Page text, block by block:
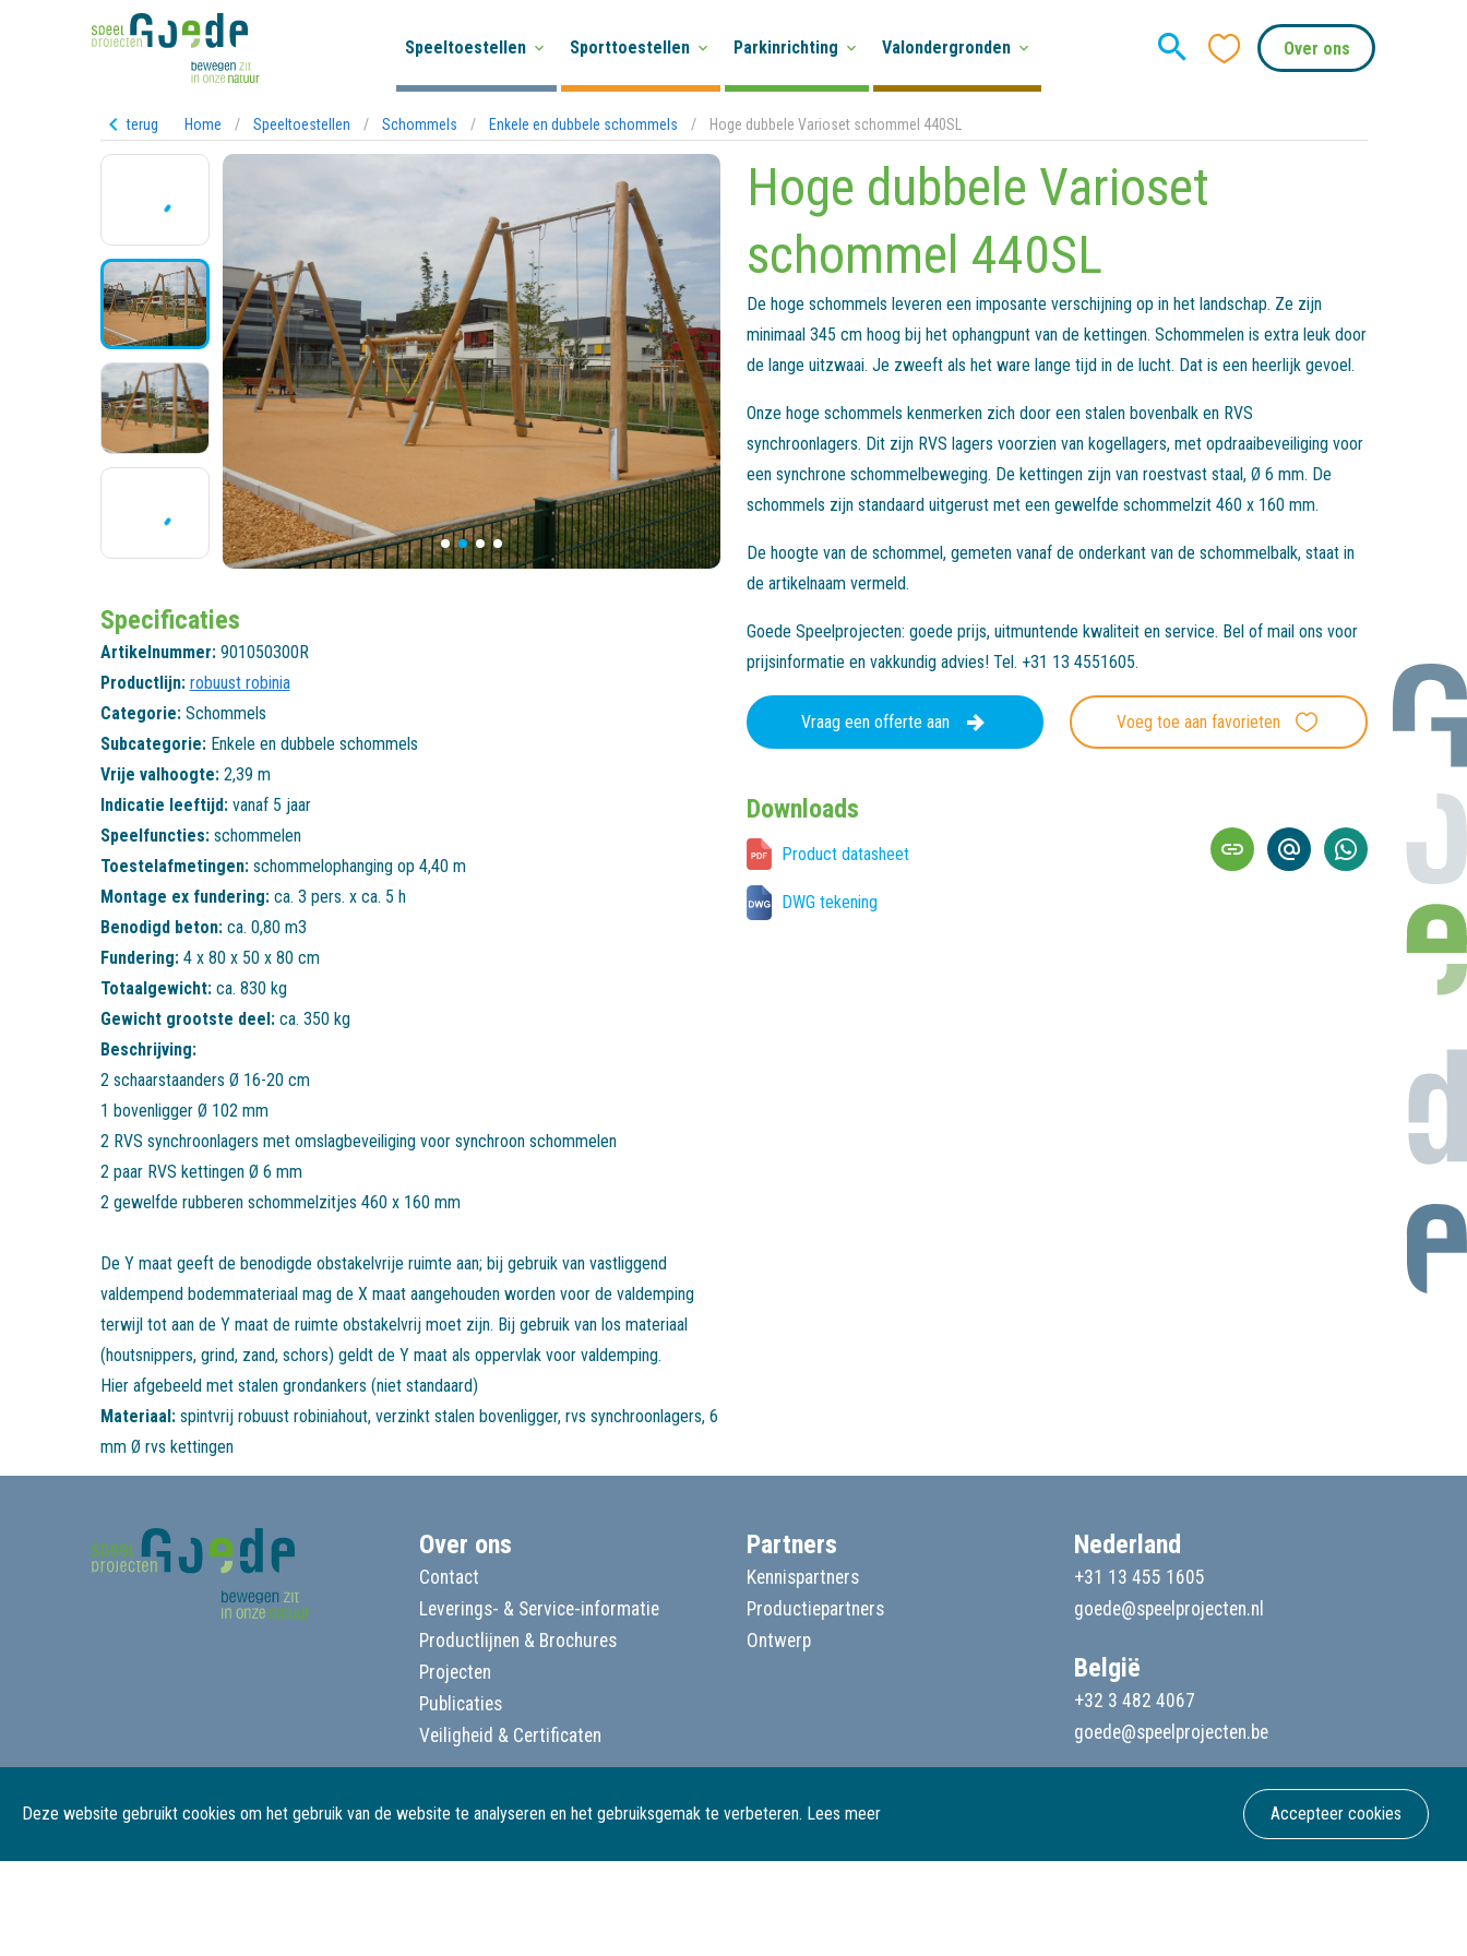
Speeltoestellen Sporttoestellen Parkinrichting Valondergronden Over ons
terug Home / Speeltoestellen / Schommels / Enkele en dubbele schommels / Hoge dubbele Varioset schommel 440SL
Specificaties
Artikelnummer: 901050300R
Productlijn: robuust robinia
Categorie: Schommels
Subcategorie: Enkele en dubbele schommels
Vrije valhoogte: 2,39 m
Indicatie leeftijd: vanaf 5 jaar
Speelfuncties: schommelen
Toestelafmetingen: schommelophanging op 4,40 m
Montage ex fundering: ca. 3 pers. x ca. 5 h
Benodigd beton: ca. 0,80 m3
Fundering: 4 x 80 x 50 x 80 cm
Totaalgewicht: ca. 830 kg
Gewicht grootste deel: ca. 350 kg
Beschrijving:
2 schaarstaanders Ø 16-20 cm
1 bovenligger Ø 102 mm
2 RVS synchroonlagers met omslagbeveiliging voor synchroon schommelen
2 paar RVS kettingen Ø 6 mm
2 gewelfde rubberen schommelzitjes 460 x 160 mm
De Y maat geeft de benodigde obstakelvrije ruimte aan; bij gebruik van vastliggend
valdempend bodemmateriaal mag de X maat aangehouden worden voor de valdemping
terwijl tot aan de Y maat de ruimte obstakelvrij moet zijn. Bij gebruik van los materiaal
(houtsnippers, grind, zand, schors) geldt de Y maat als oppervlak voor valdemping.
Hier afgebeeld met stalen grondankers (niet standaard)
Materiaal: spintvrij robuust robiniahout, verzinkt stalen bovenligger, rvs synchroonlagers, 6
mm Ø rvs kettingen
Hoge dubbele Varioset
schommel 440SL
De hoge schommels leveren een imposante verschijning op in het landschap. Ze zijn
minimaal 345 cm hoog bij het ophangpunt van de kettingen. Schommelen is extra leuk door
de lange uitzwaai. Je zweeft als het ware lange tijd in de lucht. Dat is een heerlijk gevoel.
Onze hoge schommels kenmerken zich door een stalen bovenbalk en RVS
synchroonlagers. Dit zijn RVS lagers voorzien van kogellagers, met opdraaibeveiliging voor
een synchrone schommelbeweging. De kettingen zijn van roestvast staal, Ø 6 mm. De
schommels zijn standaard uitgerust met een gewelfde schommelzit 460 x 160 mm.
De hoogte van de schommel, gemeten vanaf de onderkant van de schommelbalk, staat in
de artikelnaam vermeld.
Goede Speelprojecten: goede prijs, uitmuntende kwaliteit en service. Bel of mail ons voor
prijsinformatie en vakkundig advies! Tel. +31 13 4551605.
Vraag een offerte aan Voeg toe aan favorieten
Downloads
Product datasheet
DWG tekening
Deze website gebruikt cookies om het gebruik van de website te analyseren en het gebruiksgemak te verbeteren. Lees meer Accepteer cookies
Over ons
Contact
Leverings- & Service-informatie
Productlijnen & Brochures
Projecten
Publicaties
Veiligheid & Certificaten
Partners
Kennispartners
Productiepartners
Ontwerp
Nederland
+31 13 455 1605
goede@speelprojecten.nl
België
+32 3 482 4067
goede@speelprojecten.be
Webdesign & development Softmedia